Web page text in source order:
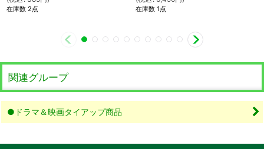
在庫数 2点 在庫数 1点
関連グループ
●ドラマ＆映画タイアップ商品